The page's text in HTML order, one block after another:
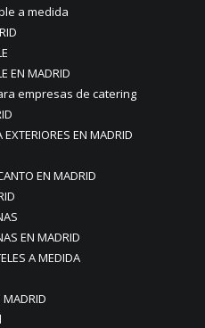
a medida
EN MADRID
empresas de catering
EN MADRID
EN MADRID
EN MADRID
A MEDIDA
MADRID